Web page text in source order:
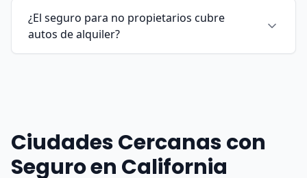
¿El seguro para no propietarios cubre
autos de alquiler?
Ciudades Cercanas con
Seguro en California